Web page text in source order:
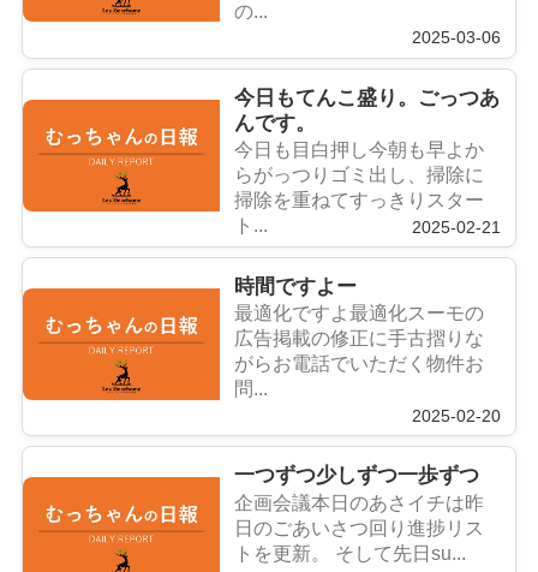
の...
2025-03-06
今日もてんこ盛り。ごっつあ
んです。
今日も目白押し今朝も早よか
らがっつりゴミ出し、掃除に
掃除を重ねてすっきりスター
ト...
2025-02-21
時間ですよー
最適化ですよ最適化スーモの
広告掲載の修正に手古摺りな
がらお電話でいただく物件お
問...
2025-02-20
一つずつ少しずつ一歩ずつ
企画会議本日のあさイチは昨
日のごあいさつ回り進捗リス
トを更新。 そして先日su...